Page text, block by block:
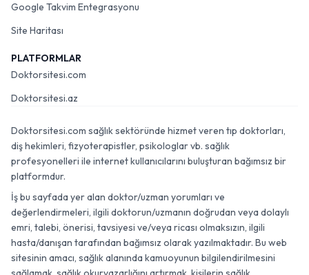
Google Takvim Entegrasyonu
Site Haritası
PLATFORMLAR
Doktorsitesi.com
Doktorsitesi.az
Doktorsitesi.com sağlık sektöründe hizmet veren tıp doktorları,
diş hekimleri, fizyoterapistler, psikologlar vb. sağlık
profesyonelleri ile internet kullanıcılarını buluşturan bağımsız bir
platformdur.
İş bu sayfada yer alan doktor/uzman yorumları ve
değerlendirmeleri, ilgili doktorun/uzmanın doğrudan veya dolaylı
emri, talebi, önerisi, tavsiyesi ve/veya ricası olmaksızın, ilgili
hasta/danışan tarafından bağımsız olarak yazılmaktadır. Bu web
sitesinin amacı, sağlık alanında kamuoyunun bilgilendirilmesini